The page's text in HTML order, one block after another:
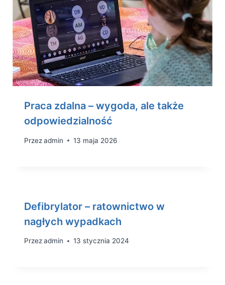
Praca zdalna – wygoda, ale także
odpowiedzialność
Przezadmin 13 maja 2026
Defibrylator – ratownictwo w
nagłych wypadkach
Przezadmin 13 stycznia 2024